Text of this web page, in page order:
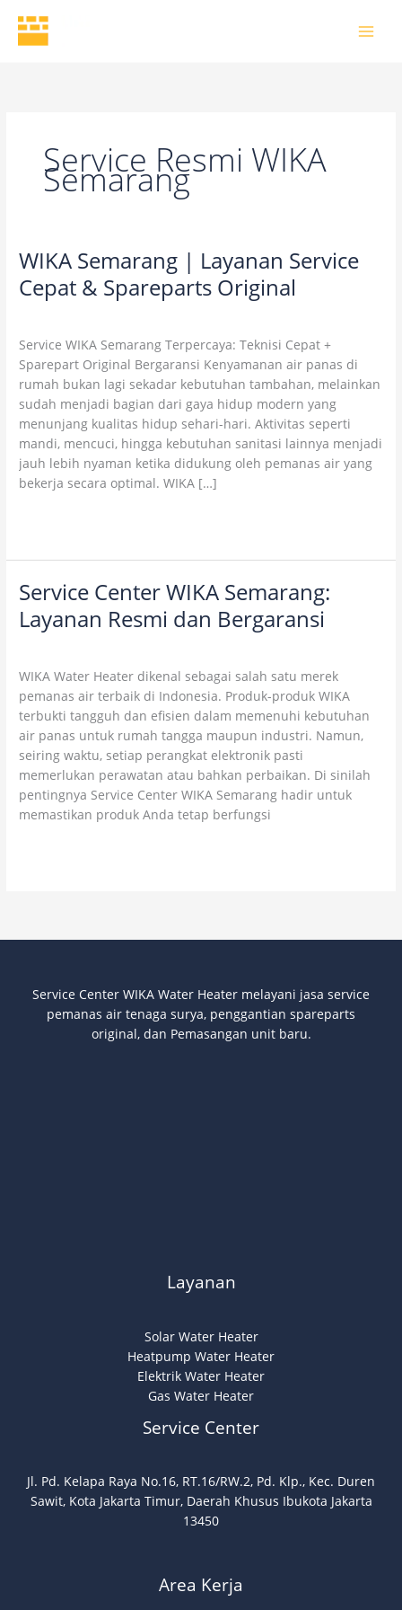
content
Service Resmi WIKA
Semarang
WIKA Semarang | Layanan Service
Cepat & Spareparts Original
Service WIKA Semarang Terpercaya: Teknisi Cepat +
Sparepart Original Bergaransi Kenyamanan air panas di
rumah bukan lagi sekadar kebutuhan tambahan, melainkan
sudah menjadi bagian dari gaya hidup modern yang
menunjang kualitas hidup sehari-hari. Aktivitas seperti
mandi, mencuci, hingga kebutuhan sanitasi lainnya menjadi
jauh lebih nyaman ketika didukung oleh pemanas air yang
bekerja secara optimal. WIKA […]
WIKA
|
Cepat
&
Spareparts
Original
Service Center WIKA Semarang:
Layanan Resmi dan Bergaransi
WIKA Water Heater dikenal sebagai salah satu merek
pemanas air terbaik di Indonesia. Produk-produk WIKA
terbukti tangguh dan efisien dalam memenuhi kebutuhan
air panas untuk rumah tangga maupun industri. Namun,
seiring waktu, setiap perangkat elektronik pasti
memerlukan perawatan atau bahkan perbaikan. Di sinilah
pentingnya Service Center WIKA Semarang hadir untuk
memastikan produk Anda tetap berfungsi
Service
WIKA
Resmi
dan
Bergaransi
Service Center WIKA Water Heater melayani jasa service
pemanas air tenaga surya, penggantian spareparts
original, dan Pemasangan unit baru.
Layanan
Solar Water Heater
Heatpump Water Heater
Elektrik Water Heater
Gas Water Heater
Service Center
Jl. Pd. Kelapa Raya No.16, RT.16/RW.2, Pd. Klp., Kec. Duren
Sawit, Kota Jakarta Timur, Daerah Khusus Ibukota Jakarta
13450
Area Kerja